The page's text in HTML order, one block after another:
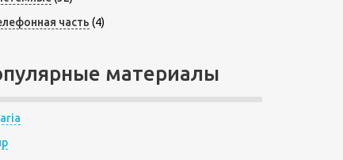
часть (4)
материалы